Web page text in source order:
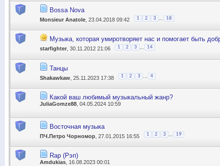
Bossa Nova
Monsieur Anatole , 23.04.2018 09:42 1 2 3 18
Музыка, которая умиротворяет нас и помогает быть
starfighter , 30.11.2012 21:06 1 2 3 14
Танцы
Shakawkaw , 25.11.2023 17:38 1 2 3 ... 4
Какой ваш любимый музыкальный жанр?
JuliaGomze88 , 04.05.2024 10:59
Восточная музыка
ПЧ.Петро Чорномор , 27.01.2015 16:55 1 2 3 ... 19
Rap (Рэп)
Amdukias , 16.08.2023 00:01